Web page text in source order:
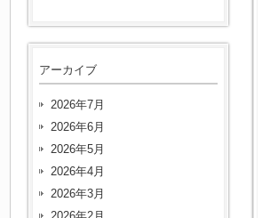
アーカイブ
2026年7月
2026年6月
2026年5月
2026年4月
2026年3月